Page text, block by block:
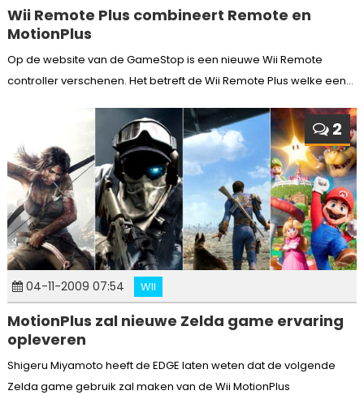
Wii Remote Plus combineert Remote en
MotionPlus
Op de website van de GameStop is een nieuwe Wii Remote
controller verschenen. Het betreft de Wii Remote Plus welke een...
2
04-11-2009 07:54 WII
MotionPlus zal nieuwe Zelda game ervaring
opleveren
Shigeru Miyamoto heeft de EDGE laten weten dat de volgende
Zelda game gebruik zal maken van de Wii MotionPlus